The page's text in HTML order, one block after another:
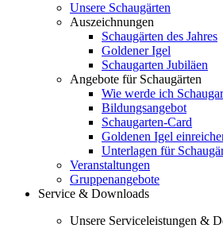
Unsere Schaugärten
Auszeichnungen
Schaugärten des Jahres
Goldener Igel
Schaugarten Jubiläen
Angebote für Schaugärten
Wie werde ich
Bildungsangebot
Schaugarten-Card
Goldenen Igel
Unterlagen für
Veranstaltungen
Gruppenangebote
Service & Downloads
Unsere Serviceleistungen &